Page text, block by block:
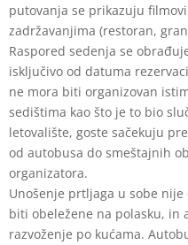
putovanja se prikazuju
zadržavanjima (restoran,
Raspored sedenja se
isključivo od datuma
ne mora biti organizovan
sedištima kao što je to bio
letovalište, goste sačekuju
od autobusa do smeštajnih
organizatora.
Unošenje prtljaga u sobe nije
biti obeležene na polasku, in
razvoženje po kućama.